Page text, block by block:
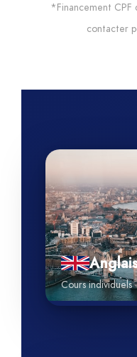
*Financement CPF
contacter
Cours individuels